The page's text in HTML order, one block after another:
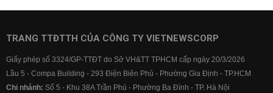
Lãi suất ngân hàng BIDV
Lãi suất ngân hàng Vietcombank
TRANG TTĐTTH CỦA CÔNG TY VIETNEWSCORP
Giấy phép số 3324/GP-TTĐT do Sở VH&TT TPHCM cấp ngày 20/3/2026
Lầu 5 - Compa Building - 293 Điện Biên Phủ - Phường Gia Định - TP.HCM
Chi nhánh: Số 5 - Khu 38A Trần Phú - Phường Ba Đình - TP. Hà Nội